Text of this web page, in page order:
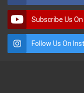
Subscribe Us
Follow Us On